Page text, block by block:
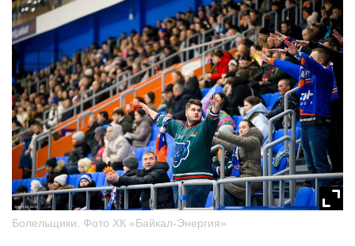
Болельщики. Фото ХК «Байкал-Энергия»